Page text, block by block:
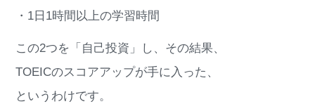
・1日1時間以上の学習時間
この2つを「自己投資」し、その結果、
TOEICのスコアアップが手に入った、
というわけです。